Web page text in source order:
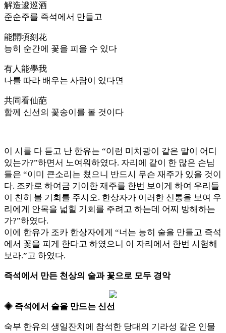
解造逡巡酒
준순주를 즉석에서 만들고
能開頃刻花
능히 순간에 꽃을 피울 수 있다
有人能學我
나를 따라 배우는 사람이 있다면
共同看仙葩
함께 신선의 꽃송이를 볼 것이다
이 시를 다 듣고 난 한유는 “이런 미치광이 같은 말이 어디
있는가?”하면서 노여워하였다. 자리에 같이 한 많은 손님
들은 “이미 큰소리는 쳤으니 반드시 무슨 재주가 있을 것이
다. 조카로 하여금 기이한 재주를 한번 보이게 하여 우리들
이 친히 볼 기회를 주시오. 한상자가 이러한 신통을 보여 우
리에게 안목을 넓힐 기회를 주려고 하는데 어찌 방해하는
가?”하였다.
이에 한유가 조카 한상자에게 “너는 능히 술을 만들고 즉석
에서 꽃을 피게 한다고 하였으니 이 자리에서 한번 시험해
보라.”고 하였다.
즉석에서 만든 천상의 술과 꽃으로 모두 경악
◈ 즉석에서 술을 만드는 신선
숙부 한유의 생일잔치에 참석한 당대의 기라성 같은 인물